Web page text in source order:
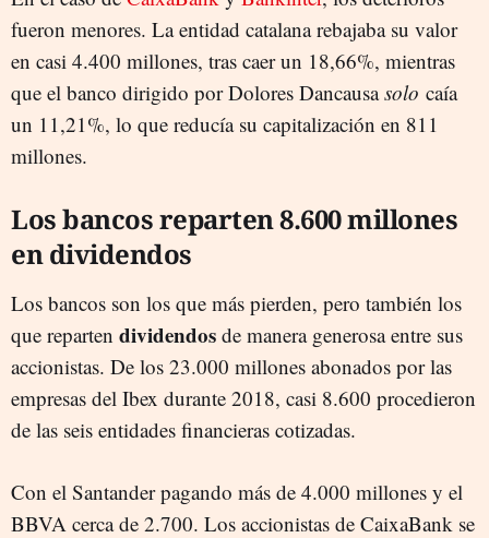
fueron menores. La entidad catalana rebajaba su valor
en casi 4.400 millones, tras caer un 18,66%, mientras
que el banco dirigido por Dolores Dancausasolo caía
un 11,21%, lo que reducía su capitalización en 811
millones.
Los bancos reparten 8.600 millones
en dividendos
Los bancos son los que más pierden, pero también los
que reparten dividendos de manera generosa entre sus
accionistas. De los 23.000 millones abonados por las
empresas del Ibex durante 2018, casi 8.600 procedieron
de las seis entidades financieras cotizadas.
Con el Santander pagando más de 4.000 millones y el
BBVA cerca de 2.700. Los accionistas de CaixaBank se